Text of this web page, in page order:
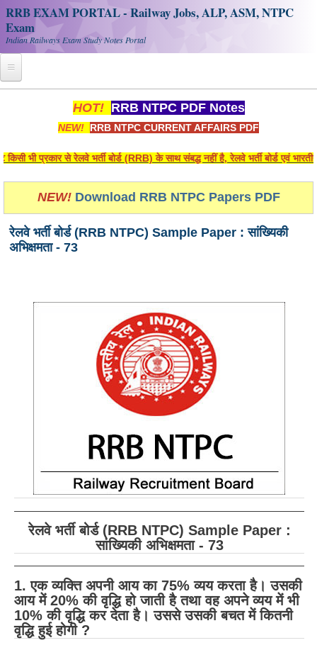
RRB EXAM PORTAL - Railway Jobs, ALP, ASM, NTPC
Exam
Indian Railways Exam Study Notes Portal
Register
Railway JOBS
RRB Apply Online
RRB Portal - हिन्दी
RRB ALP(Loco Pilot) Study Kit
RRB Junior Engineer(JE) Kit
RRB Group-D Exam Study Kit
RRB लोको पायलट Study Kit
रेलवे भर्ती बोर्ड NTPC अध्ययन सामग्री
RRB RPF Constable STUDY NOTES
E-Books
ALP Exam Papers PDF
RRB ALP PSYCHO PDF
RRB NTPC Papers PDF
RRB J.E. Solved Papers
HOT! RRB NTPC PDF Notes
NEW! RRB NTPC CURRENT AFFAIRS PDF
भी प्रकार से रेलवे भर्ती बोर्ड (RRB) के साथ संबद्ध नहीं है, रेलवे भर्ती बोर्ड एवं
NEW! Download RRB NTPC Papers PDF
रेलवे भर्ती बोर्ड (RRB NTPC) Sample Paper : सांख्यिकी
अभिक्षमता - 73
रेलवे भर्ती बोर्ड (RRB NTPC) Sample Paper :
सांख्यिकी अभिक्षमता - 73
1. एक व्यक्ति अपनी आय का 75% व्यय करता है। उसकी
आय में 20% की वृद्धि हो जाती है तथा वह अपने व्यय में भी
10% की वृद्धि कर देता है। उससे उसकी बचत में कितनी
वृद्धि हुई होगी ?